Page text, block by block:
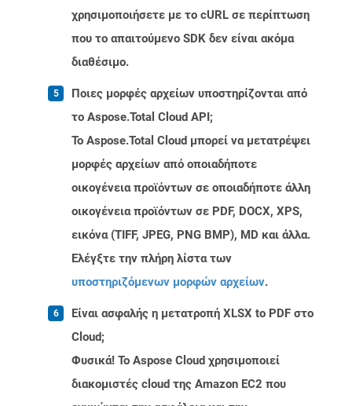
χρησιμοποιήσετε με το cURL σε περίπτωση
που το απαιτούμενο SDK δεν είναι ακόμα
διαθέσιμο.
Ποιες μορφές αρχείων υποστηρίζονται από
το Aspose.Total Cloud API;
Το Aspose.Total Cloud μπορεί να μετατρέψει
μορφές αρχείων από οποιαδήποτε
οικογένεια προϊόντων σε οποιαδήποτε άλλη
οικογένεια προϊόντων σε PDF, DOCX, XPS,
εικόνα (TIFF, JPEG, PNG BMP), MD και άλλα.
Ελέγξτε την πλήρη λίστα των
υποστηριζόμενων μορφών αρχείων.
Είναι ασφαλής η μετατροπή XLSX to PDF στο
Cloud;
Φυσικά! Το Aspose Cloud χρησιμοποιεί
διακομιστές cloud της Amazon EC2 που